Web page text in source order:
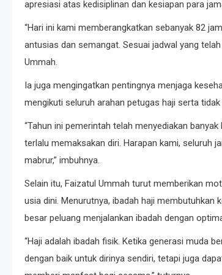
apresiasi atas kedisiplinan dan kesiapan para
“Hari ini kami memberangkatkan sebanyak 82
antusias dan semangat. Sesuai jadwal yang
Ummah.
Ia juga mengingatkan pentingnya menjaga
mengikuti seluruh arahan petugas haji serta
“Tahun ini pemerintah telah menyediakan
terlalu memaksakan diri. Harapan kami, seluruh
mabrur,” imbuhnya.
Selain itu, Faizatul Ummah turut memberikan
usia dini. Menurutnya, ibadah haji
besar peluang menjalankan ibadah dengan
“Haji adalah ibadah fisik. Ketika generasi muda
dengan baik untuk dirinya sendiri, tetapi juga